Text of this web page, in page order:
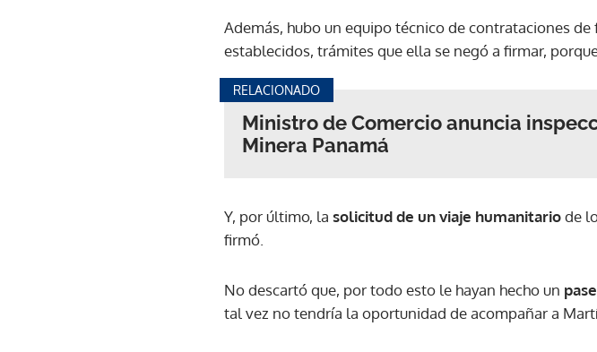
Además, hubo un equipo técnico de contrataciones
establecidos, trámites que ella se negó a firmar,
RELACIONADO
Ministro de Comercio anuncia
Minera Panamá
Y, por último, la solicitud de un viaje humanitariode
firmó.
No descartó que, por todo esto le hayan hecho un
tal vez no tendría la oportunidad de acompañar a